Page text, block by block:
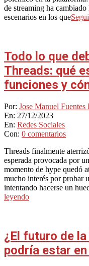
de streaming ha
escenarios en los que
Todo lo que
Threads: qué
funciones y
2023-
12-
27
Por: Jose Manuel Fuentes
En: 27/12/2023
En: Redes Sociales
Con: 0 comentarios
Threads finalmente
esperada provocada por
momento de hype quedó
mucho interés por probar
intentando hacerse un
leyendo
¿El futuro de
podría estar